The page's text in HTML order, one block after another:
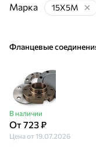
Марка 15Х5М
Фланцевые
В наличии
От 723 ₽
Цена от 19.07.2026